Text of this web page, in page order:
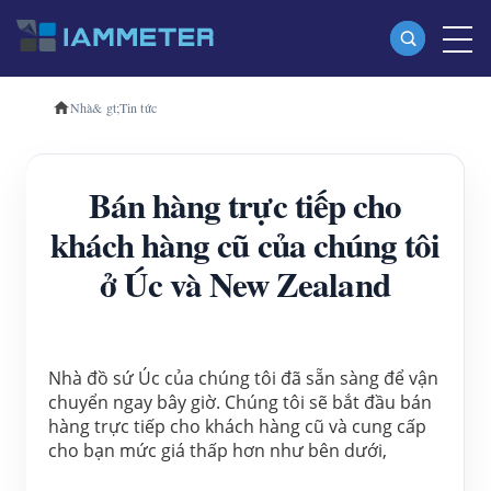
Các sản phẩm
Máy đo năng lượng Wi-Fi ba pha (WEM3080T)
Máy đo năng lượng Wi-Fi ba pha (WEM3046T)
Máy đo năng lượng Wi-Fi ba pha (WEM3050T)
IAMMETER Đám mây Pro
Dịch vụ tự lưu trữ
Bộ sạc xe điện
Nhà& gt;Tin tức
Bán hàng trực tiếp cho
khách hàng cũ của chúng tôi
ở Úc và New Zealand
Nhà đồ sứ Úc của chúng tôi đã sẵn sàng để vận
chuyển ngay bây giờ. Chúng tôi sẽ bắt đầu bán
hàng trực tiếp cho khách hàng cũ và cung cấp
cho bạn mức giá thấp hơn như bên dưới,